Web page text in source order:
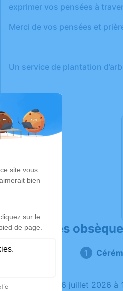
exprimer vos pensées à
Merci de vos pensées et
Un service de plantation
Déroulé des
Le lundi 06 juillet 2026 à